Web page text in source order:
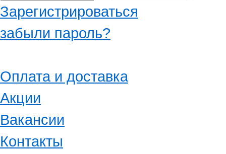
Зарегистрироваться
забыли пароль?
Оплата и доставка
Акции
Вакансии
Контакты